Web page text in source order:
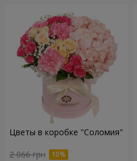
Цветы в коробке "Соломия"
2 066 грн